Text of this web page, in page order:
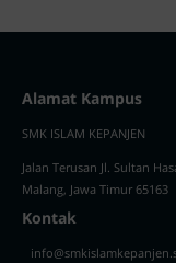
Alamat Kampus
SMK ISLAM KEPANJEN
Jalan Terusan Jl. Sultan
Malang, Jawa Timur 65163
Kontak